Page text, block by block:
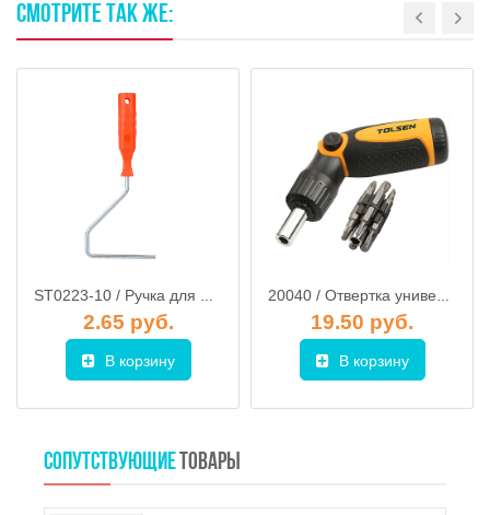
СМОТРИТЕ ТАКЖЕ:
2.65 руб.
В корзину
19.50 руб.
В корзину
СОПУТСТВУЮЩИЕТОВАРЫ